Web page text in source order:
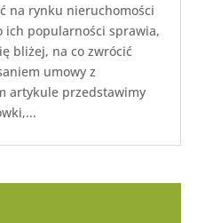
na rynku nieruchomości
ich popularności sprawia,
bliżej, na co zwrócić
umowy z
artykule przedstawimy